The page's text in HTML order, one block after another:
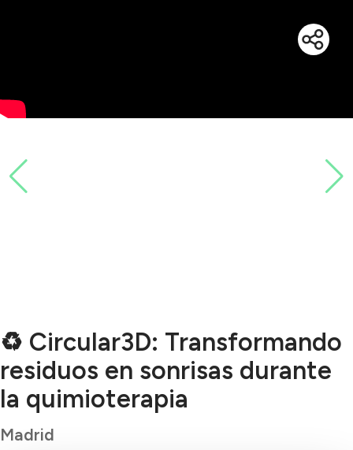
♻️ Circular3D: Transformando
residuos en sonrisas durante
la quimioterapia
Madrid